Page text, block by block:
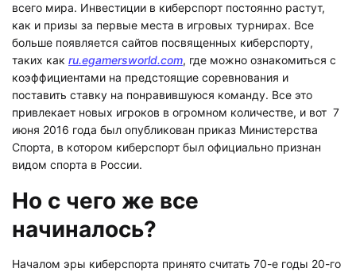
всего мира. Инвестиции в киберспорт постоянно растут,
как и призы за первые места в игровых турнирах. Все
больше появляется сайтов посвященных киберспорту,
таких как ru.egamersworld.com, где можно ознакомиться с
коэффициентами на предстоящие соревнования и
поставить ставку на понравившуюся команду. Все это
привлекает новых игроков в огромном количестве, и вот 7
июня 2016 года был опубликован приказ Министерства
Спорта, в котором киберспорт был официально признан
видом спорта в России.
Но с чего же все
начиналось?
Началом эры киберспорта принято считать 70-е годы 20-го